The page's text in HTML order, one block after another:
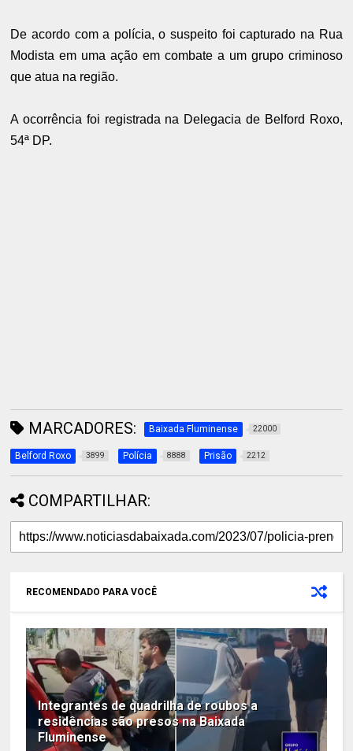
De acordo com a polícia, o suspeito foi capturado na Rua
Modista em uma ação em combate a um grupo criminoso
que atua na região.
A ocorrência foi registrada na Delegacia de Belford Roxo,
54ª DP.
MARCADORES: Baixada Fluminense 22000
Belford Roxo 3899 Polícia 8888 Prisão 2212
COMPARTILHAR:
RECOMENDADO PARA VOCÊ
Integrantes de quadrilha de roubos a
residências são presos na Baixada
Fluminense